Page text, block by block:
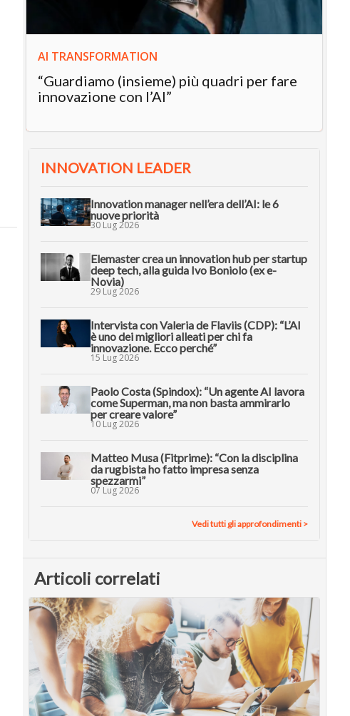
AI TRANSFORMATION
“Guardiamo (insieme) più quadri per fare
innovazione con l’AI”
INNOVATION LEADER
Innovation manager nell’era dell’AI: le 6
nuove priorità
30 Lug 2026
Elemaster crea un innovation hub per startup
deep tech, alla guida Ivo Boniolo (ex e-
Novia)
29 Lug 2026
Intervista con Valeria de Flaviis (CDP): “L’AI
è uno dei migliori alleati per chi fa
innovazione. Ecco perché”
15 Lug 2026
Paolo Costa (Spindox): “Un agente AI lavora
come Superman, ma non basta ammirarlo
per creare valore”
10 Lug 2026
Matteo Musa (Fitprime): “Con la disciplina
da rugbista ho fatto impresa senza
spezzarmi”
07 Lug 2026
Vedi tutti gli approfondimenti >
Articoli correlati